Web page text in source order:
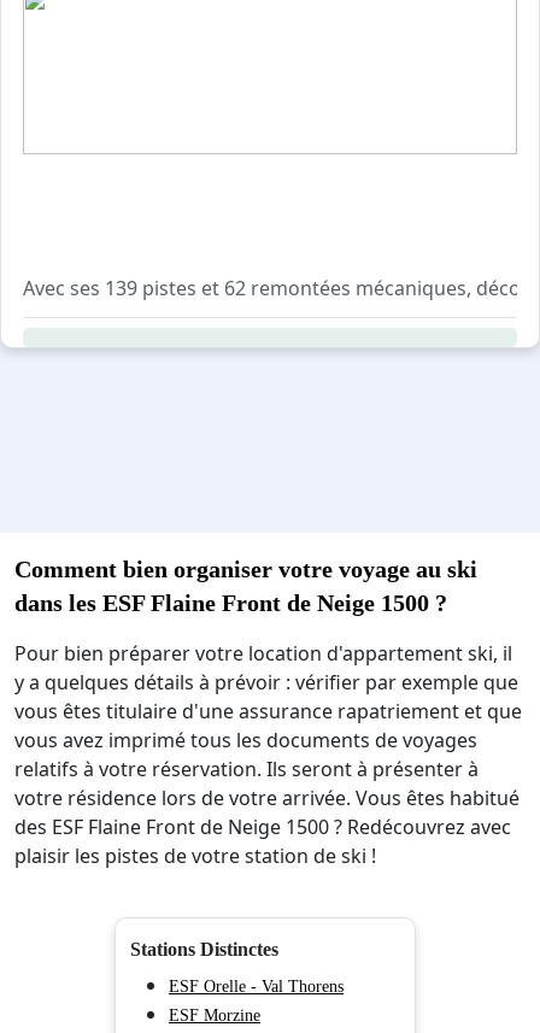
Avec ses 139 pistes et 62 remontées mécaniques,
Retrouvez la résidence Capella au pied des pistes et à
Comment bien organiser votre voyage au ski
dans les ESF Flaine Front de Neige 1500 ?
Pour bien préparer votre location d'appartement ski, il
y a quelques détails à prévoir : vérifier par exemple que
vous êtes titulaire d'une assurance rapatriement et que
vous avez imprimé tous les documents de voyages
relatifs à votre réservation. Ils seront à présenter à
votre résidence lors de votre arrivée. Vous êtes habitué
des ESF Flaine Front de Neige 1500 ? Redécouvrez avec
plaisir les pistes de votre station de ski !
Stations Distinctes
ESF Orelle - Val Thorens
ESF Morzine